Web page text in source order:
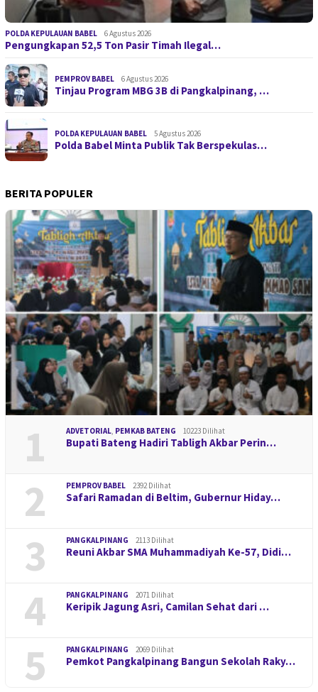
POLDA KEPULAUAN BABEL 6 Agustus 2026
Pengungkapan 52,5 Ton Pasir Timah Ilegal…
PEMPROV BABEL 6 Agustus 2026
Tinjau Program MBG 3B di Pangkalpinang, …
POLDA KEPULAUAN BABEL 5 Agustus 2026
Polda Babel Minta Publik Tak Berspekulas…
BERITA POPULER
1 ADVETORIAL, PEMKAB BATENG 10223 Dilihat
Bupati Bateng Hadiri Tabligh Akbar Perin…
2 PEMPROV BABEL 2392 Dilihat
Safari Ramadan di Beltim, Gubernur Hiday…
3 PANGKALPINANG 2113 Dilihat
Reuni Akbar SMA Muhammadiyah Ke-57, Didi…
4 PANGKALPINANG 2071 Dilihat
Keripik Jagung Asri, Camilan Sehat dari …
5 PANGKALPINANG 2069 Dilihat
Pemkot Pangkalpinang Bangun Sekolah Raky…